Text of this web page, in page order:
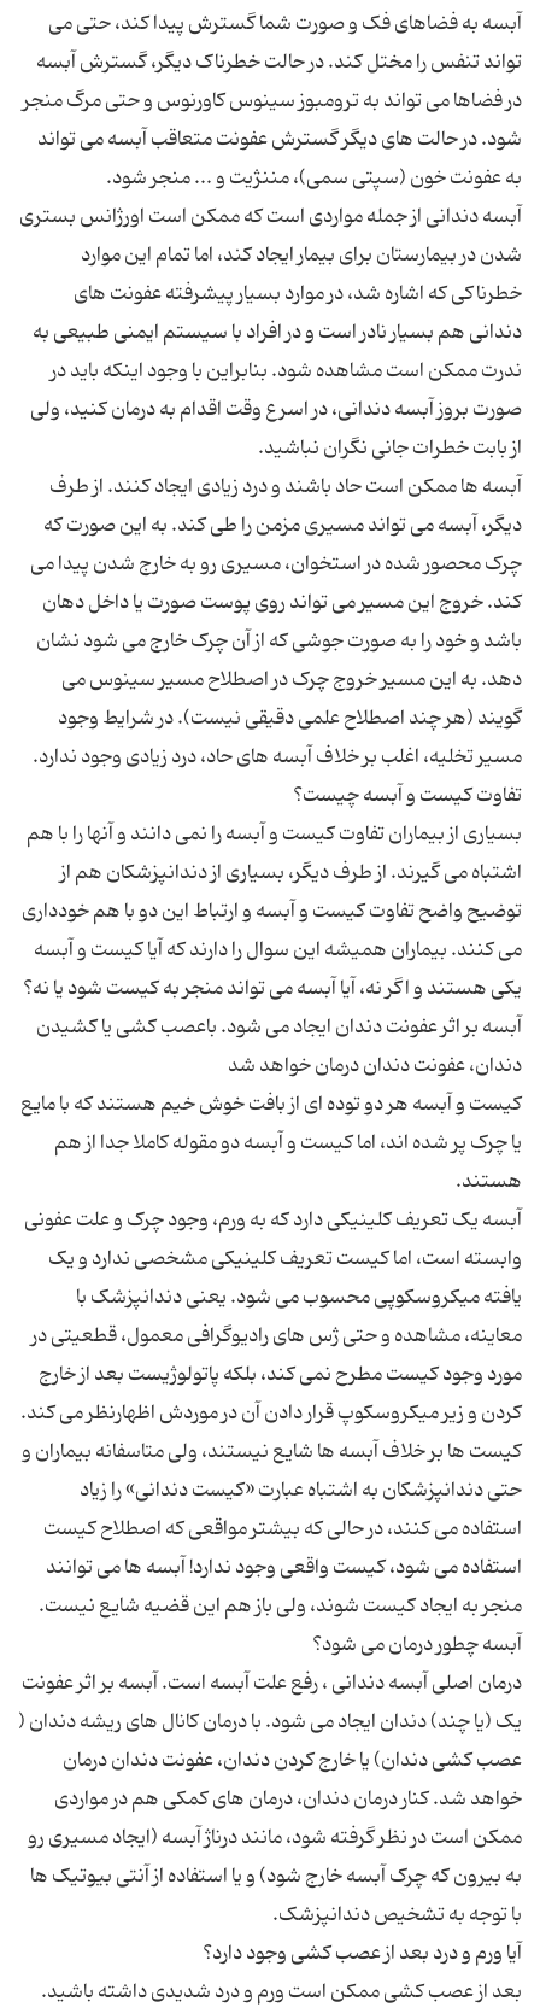
آبسه به فضاهای فک و صورت شما گسترش پیدا کند، حتی می
تواند تنفس را مختل کند. در حالت خطرناک دیگر، گسترش آبسه
در فضاها می تواند به ترومبوز سینوس کاورنوس و حتی مرگ منجر
شود. در حالت های دیگر گسترش عفونت متعاقب آبسه می تواند
آبسه دندانی از جمله مواردی است که ممکن است اورژانس بستری
شدن در بیمارستان برای بیمار ایجاد کند، اما تمام این موارد
خطرناکی که اشاره شد، در موارد بسیار پیشرفته عفونت های
دندانی هم بسیار نادر است و در افراد با سیستم ایمنی طبیعی به
ندرت ممکن است مشاهده شود. بنابراین با وجود اینکه باید در
صورت بروز آبسه دندانی، در اسرع وقت اقدام به درمان کنید، ولی
آبسه ها ممکن است حاد باشند و درد زیادی ایجاد کنند. از طرف
دیگر، آبسه می تواند مسیری مزمن را طی کند. به این صورت که
چرک محصور شده در استخوان، مسیری رو به خارج شدن پیدا می
کند. خروج این مسیر می تواند روی پوست صورت یا داخل دهان
باشد و خود را به صورت جوشی که از آن چرک خارج می شود نشان
دهد. به این مسیر خروج چرک در اصطلاح مسیر سینوس می
گویند (هر چند اصطلاح علمی دقیقی نیست). در شرایط وجود
بسیاری از بیماران تفاوت کیست و آبسه را نمی دانند و آنها را با هم
اشتباه می گیرند. از طرف دیگر، بسیاری از دندانپزشکان هم از
توضیح واضح تفاوت کیست و آبسه و ارتباط این دو با هم خودداری
می کنند. بیماران همیشه این سوال را دارند که آیا کیست و آبسه
آبسه بر اثر عفونت دندان ایجاد می شود. باعصب کشی یا کشیدن
کیست و آبسه هر دو توده ای از بافت خوش خیم هستند که با مایع
یا چرک پر شده اند، اما کیست و آبسه دو مقوله کاملا جدا از هم
آبسه یک تعریف کلینیکی دارد که به ورم، وجود چرک و علت عفونی
وابسته است، اما کیست تعریف کلینیکی مشخصی ندارد و یک
یافته میکروسکوپی محسوب می شود. یعنی دندانپزشک با
معاینه، مشاهده و حتی ژس های رادیوگرافی معمول، قطعیتی در
مورد وجود کیست مطرح نمی کند، بلکه پاتولوژیست بعد از خارج
کیست ها بر خلاف آبسه ها شایع نیستند، ولی متاسفانه بیماران و
حتی دندانپزشکان به اشتباه عبارت «کیست دندانی» را زیاد
استفاده می کنند، در حالی که بیشتر مواقعی که اصطلاح کیست
استفاده می شود، کیست واقعی وجود ندارد! آبسه ها می توانند
درمان اصلی آبسه دندانی ، رفع علت آبسه است. آبسه بر اثر عفونت
یک (یا چند) دندان ایجاد می شود. با درمان کانال های ریشه دندان (
عصب کشی دندان) یا خارج کردن دندان، عفونت دندان درمان
خواهد شد. کنار درمان دندان، درمان های کمکی هم در مواردی
ممکن است در نظر گرفته شود، مانند درناژ آبسه (ایجاد مسیری رو
به بیرون که چرک آبسه خارج شود) و یا استفاده از آنتی بیوتیک ها
بعد از عصب کشی ممکن است ورم و درد شدیدی داشته باشید.